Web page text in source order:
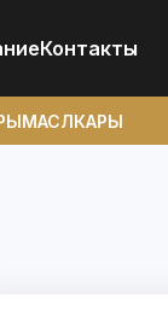
Контакты
МАСЛКАРЫ